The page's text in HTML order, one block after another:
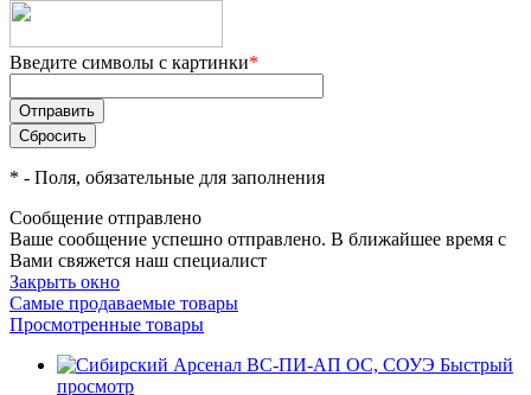
Введите символы с картинки*
* - Поля, обязательные для заполнения
Сообщение отправлено
Ваше сообщение успешно отправлено. В ближайшее время с
Вами свяжется наш специалист
Закрыть окно
Самые продаваемые товары
Просмотренные товары
Быстрый
просмотр